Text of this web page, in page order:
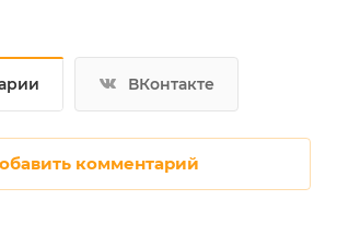
ВКонтакте
комментарий